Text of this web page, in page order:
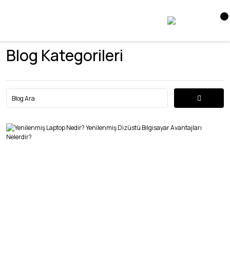
Blog Kategorileri